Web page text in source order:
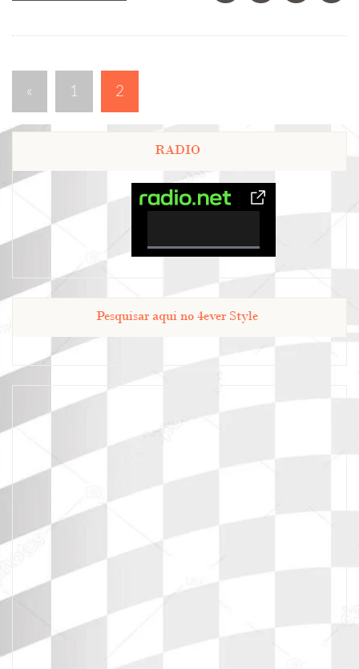
« 1 2
RADIO
0%
Pesquisar aqui no 4ever Style